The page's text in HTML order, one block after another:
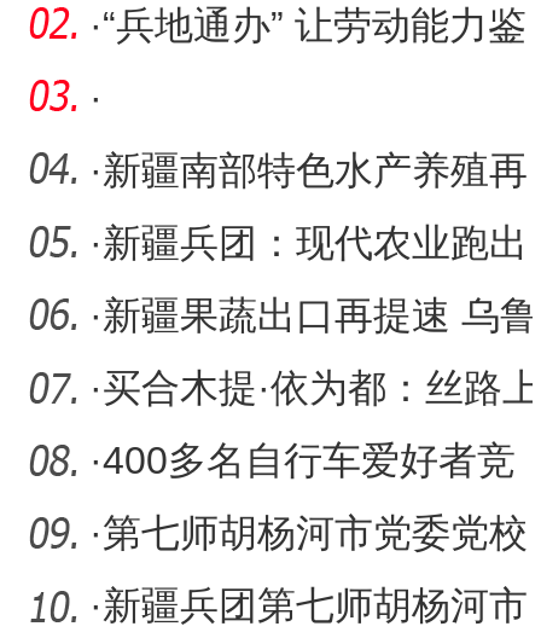
·“兵地通办” 让劳动能力鉴
定更加公正便捷
·
·新疆南部特色水产养殖再
添新品
·新疆兵团：现代农业跑出
春耕春播“加速度”
·新疆果蔬出口再提速 乌鲁
木齐至阿拉木图24小时内
可
·买合木提·依为都：丝路上
的跨界歌者
·400多名自行车爱好者竞
速新疆铁门关市“香梨小镇”
·第七师胡杨河市党委党校
引入智能体检一体机 科技
·新疆兵团第七师胡杨河市